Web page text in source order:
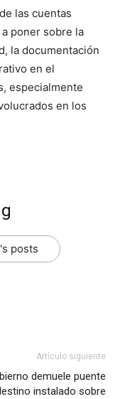
las cuentas
poner sobre la
la documentación
en el
especialmente
en los
posts
Artículo siguiente
demuele puente
instalado sobre